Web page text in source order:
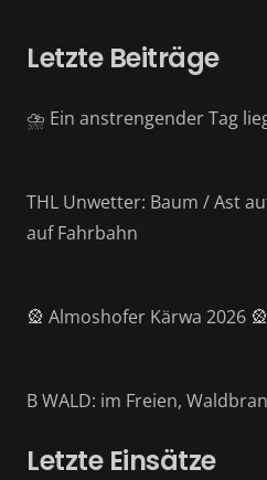
Letzte Beiträge
⛈️ Ein anstrengender Tag
THL Unwetter: Baum / Ast
auf Fahrbahn
🎡 Almoshofer Kärwa 2026 🎡
B WALD: im Freien,
Letzte Einsätze